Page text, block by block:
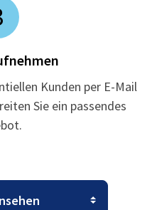
Kunden per E-Mail
Sie ein passendes